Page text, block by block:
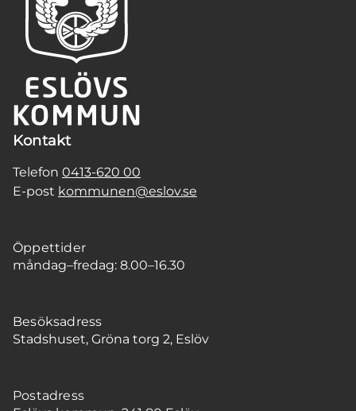
Kontakt
Telefon 0413-620 00
E-post kommunen@eslov.se
Öppettider
måndag–fredag: 8.00–16.30
Besöksadress
Stadshuset, Gröna torg 2, Eslöv
Postadress